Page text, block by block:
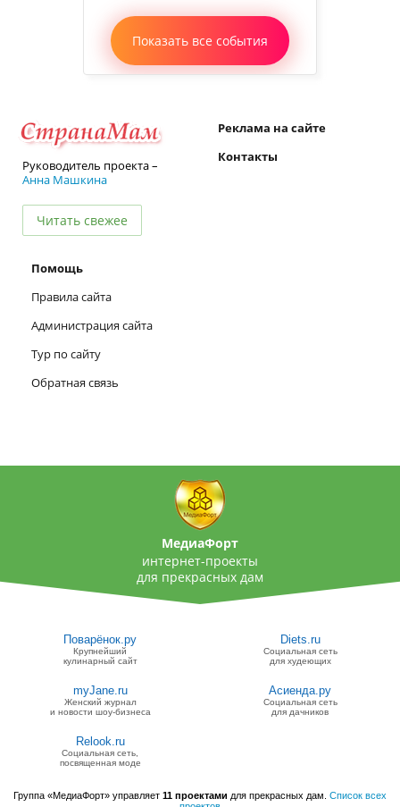
Показать все события
Руководитель проекта –
Анна Машкина
Читать свежее
Реклама на сайте
Контакты
Помощь
Правила сайта
Администрация сайта
Тур по сайту
Обратная связь
МедиаФорт
интернет-проекты
для прекрасных дам
Поварёнок.ру
Крупнейший
кулинарный сайт
Diets.ru
Социальная сеть
для худеющих
myJane.ru
Женский журнал
и новости шоу-бизнеса
Асиенда.ру
Социальная сеть
для дачников
Relook.ru
Социальная сеть,
посвященная моде
Группа «МедиаФорт» управляет 11 проектами для прекрасных дам. Список всех